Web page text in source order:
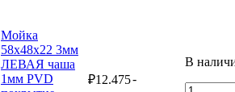
PVD
Мойка
58х48х22 3мм
ЛЕВАЯ чаша
1мм PVD
₽12.475-
В